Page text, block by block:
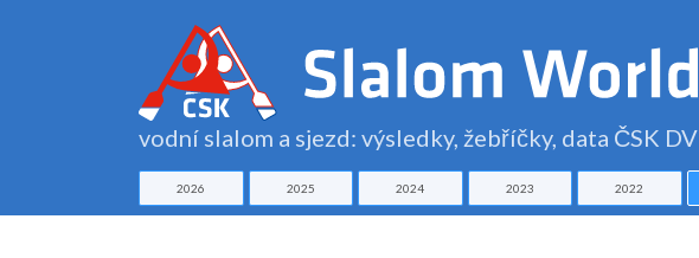
vodní slalom a sjezd: výsledky, žebříčky, data ČSK DV
2026 2025 2024 2023 2022